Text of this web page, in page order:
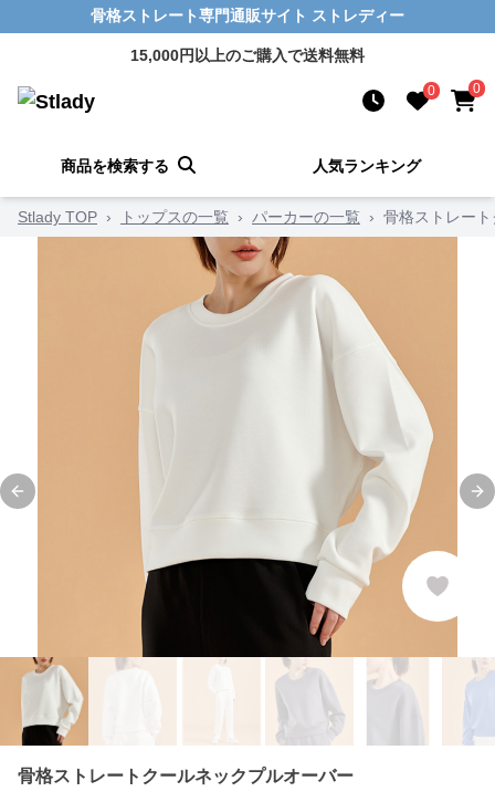
骨格ストレート専門通販サイト ストレディー
15,000円以上のご購入で送料無料
0 0
商品を検索する 人気ランキング
Stlady TOP › トップスの一覧 › パーカーの一覧 › 骨格ストレー
Previous slide
骨格ストレートクールネックプルオーバー